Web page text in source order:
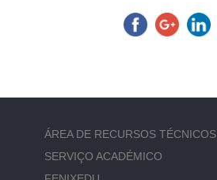
ÁREA DE RECURSOS TÉCNICOS
SERVIÇO ACADÉMICO